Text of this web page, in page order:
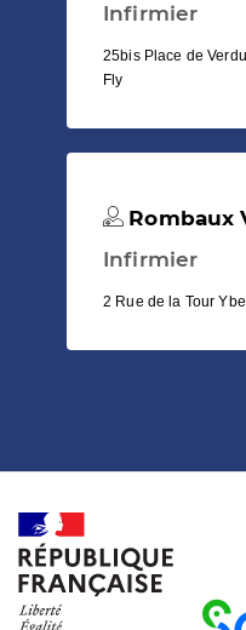
Infirmier
25bis Place de
Fly
Rombaux
Infirmier
2 Rue de la Tour